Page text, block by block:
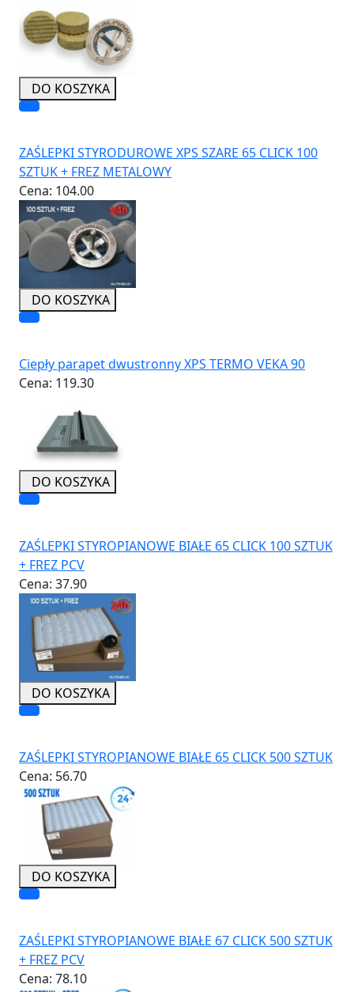
DO KOSZYKA
ZAŚLEPKI STYRODUROWE XPS SZARE 65 CLICK 100
SZTUK + FREZ METALOWY
Cena: 104.00
DO KOSZYKA
Ciepły parapet dwustronny XPS TERMO VEKA 90
Cena: 119.30
DO KOSZYKA
ZAŚLEPKI STYROPIANOWE BIAŁE 65 CLICK 100 SZTUK
+ FREZ PCV
Cena: 37.90
DO KOSZYKA
ZAŚLEPKI STYROPIANOWE BIAŁE 65 CLICK 500 SZTUK
Cena: 56.70
DO KOSZYKA
ZAŚLEPKI STYROPIANOWE BIAŁE 67 CLICK 500 SZTUK
+ FREZ PCV
Cena: 78.10